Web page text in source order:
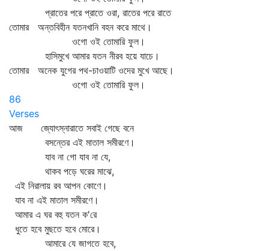
প্রাতের পরে প্রাতে ওরা, রাতের পরে রাতে
তোমার অন্তবিহীন যতনখানি বহন করে মাথে।
ওগো ওই তোমারি ফুল।
হাসিমুখে আমার যতন নীরব হয়ে যাচে।
তোমার অনেক যুগের পথ-চাওয়াটি ওদের মুখে আছে।
ওগো ওই তোমারি ফুল।
86
Verses
আজ জ্যোৎস্নারাতে সবাই গেছে বনে
বসন্তের এই মাতাল সমীরণে।
যাব না গো যাব না যে,
থাকব পড়ে ঘরের মাঝে,
এই নিরালায় রব আপন কোণে।
যাব না এই মাতাল সমীরণে।
আমার এ ঘর বহু যতন ক'রে
ধুতে হবে মুছতে হবে মোরে।
আমারে যে জাগতে হবে,